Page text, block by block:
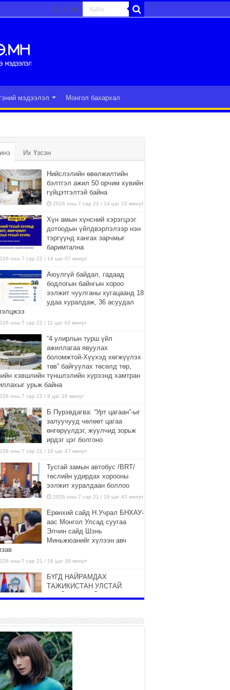
мэдээлэл Монгол бахархал
Их Үзсэн
Нийслэлийн өвөлжилтийн
бэлтгэл ажил 50 орчим хувийн
гүйцэтгэлтэй байна
2026 оны 7 сар 22 / 14 цаг 15 минут
Хүн амын хүнсний хэрэгцээг
дотоодын үйлдвэрлэлээр нэн
тэргүүнд хангах зарчмыг
баримтална
оны 7 сар 22 / 14 цаг 07 минут
Аюулгүй байдал, гадаад
бодлогын байнгын хороо
ээлжит чуулганы хугацаанд 18
удаа хуралдаж, 36 асуудал
оны 7 сар 22 / 11 цаг 43 минут
“4 улирлын турш үйл
ажиллагаа явуулах
боломжтой-Хүүхэд хөгжүүлэх
төв” байгуулах төсөлд төр,
хэвшлийн түншлэлийн хүрээнд хамтран
урьж байна
оны 7 сар 22 / 9 цаг 28 минут
Б.Пүрэвдагва: “Урт цагаан”-ыг
залуучууд чөлөөт цагаа
өнгөрүүлдэг, жуулчид зорьж
ирдэг цэг болгоно
оны 7 сар 21 / 16 цаг 47 минут
Тусгай замын автобус /BRT/
төслийн удирдах хорооны
ээлжит хуралдаан боллоо
2026 оны 7 сар 21 / 16 цаг 43 минут
Ерөнхий сайд Н.Учрал БНХАУ-
аас Монгол Улсад суугаа
Элчин сайд Шэнь
Миньжюанийг хүлээн авч
оны 7 сар 21 / 16 цаг 39 минут
БҮГД НАЙРАМДАХ
ТАЖИКИСТАН УЛСТАЙ
26,992 суралцагч хотхоны бага
сургуульд, 8100 суралцагч
төрөлжсөн ахлах сургуульд
суралцана
оны 7 сар 21 / 13 цаг 43 минут
COP17 хурлын үеэрх замын